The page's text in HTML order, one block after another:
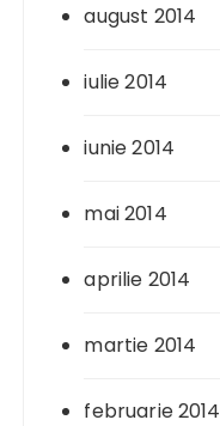
august 2014
iulie 2014
iunie 2014
mai 2014
aprilie 2014
martie 2014
februarie 2014